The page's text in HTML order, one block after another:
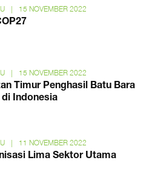
| 15 NOVEMBER 2022
| 15 NOVEMBER 2022
Timur Penghasil Batu Bara
di Indonesia
| 11 NOVEMBER 2022
Lima Sektor Utama